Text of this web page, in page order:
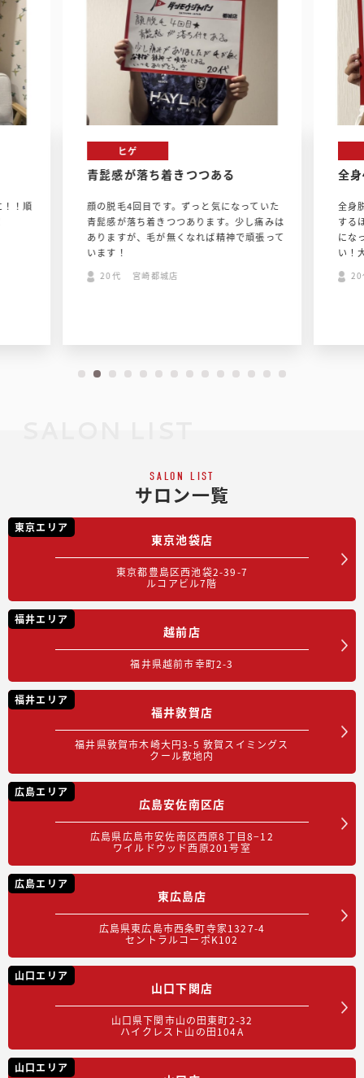
！順
ヒゲ
青髭感が落ち着きつつある
顔の脱毛4回目です。ずっと気になっていた
青髭感が落ち着きつつあります。少し痛みは
ありますが、毛が無くなれば精神で頑張って
います！
20代 宮崎都城店
全
全身
する
にな
い！
SALON LIST
サロン一覧
東京エリア
東京池袋店
東京都豊島区西池袋2-39-7
ルコアビル7階
福井エリア
越前店
福井県越前市幸町2-3
福井エリア
福井敦賀店
福井県敦賀市木崎大円3-5 敦賀スイミングス
クール敷地内
広島エリア
広島安佐南区店
広島県広島市安佐南区西原8丁目8−12
ワイルドウッド西原201号室
広島エリア
東広島店
広島県東広島市西条町寺家1327-4
セントラルコーポK102
山口エリア
山口下関店
山口県下関市山の田東町2-32
ハイクレスト山の田104A
山口エリア